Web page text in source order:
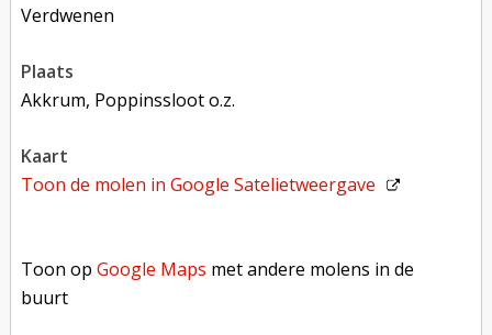
verdwenen
plaats
Akkrum, Poppinssloot o.z.
kaart
Toon de molen inGoogle Satelietweergave
Toon opGoogle Maps met andere molens in de
buurt